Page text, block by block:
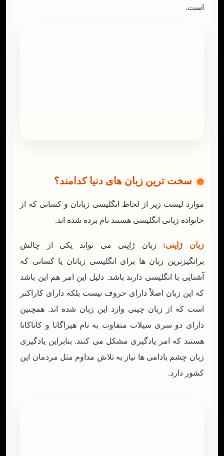
است.
سخت ترین زبان های دنیا کدامند؟
موارد لیست زیر از لحاظ انگلیسی زبانان و کسانی که از
خانواده زبانی انگلیسی هستند نام برده شده اند.
زبان ژاپنی: زبان ژاپنی می تواند یکی از چالش
برانگیزترین زبان ها برای انگلیسی زبانان یا کسانی که
آشنایی با انگلیسی دارند باشد. دلیل این امر هم این باشد
که این زبان اصلاً دارای حروف نیست بلکه دارای کاراکتر
است که از زبان چینی وارد این زبان شده اند. همچنین
دارای دو سری سیلاب متفاوت به نام هیراگانا و کاتاکانا
هستند که امر یادگیری مشکل می کنند. بنابراین یادگیری
زبان چشم بادامی ها نیاز به تلاش مداوم مثل مردمان این
کشور دارد.